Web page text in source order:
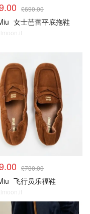
£690.00
女士芭蕾平底拖鞋
£730.00
飞行员乐福鞋